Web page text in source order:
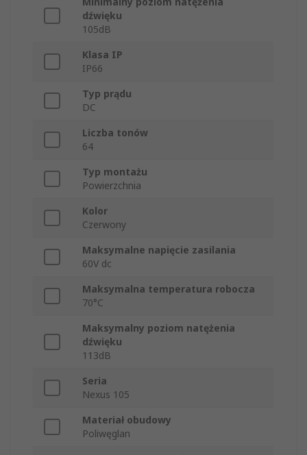
dźwięku
105dB
Klasa IP
IP66
Typ prądu
DC
Liczba tonów
64
Typ montażu
Powierzchnia
Kolor
Czerwony
Maksymalne napięcie zasilania
60V dc
Maksymalna temperatura robocza
70°C
Maksymalny poziom natężenia
dźwięku
113dB
Seria
Nexus 105
Materiał obudowy
Poliwęglan